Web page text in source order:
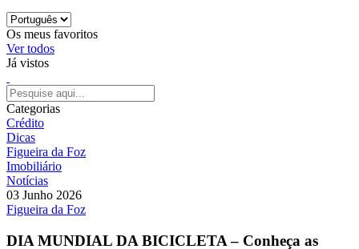
Os meus favoritos
Ver todos
Já vistos
Categorias
Crédito
Dicas
Figueira da Foz
Imobiliário
Notícias
03 Junho 2026
Figueira da Foz
DIA MUNDIAL DA BICICLETA – Conheça as